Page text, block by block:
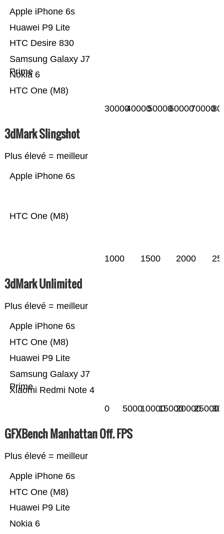
HTC One (M8)
Nokia 6
Samsung Galaxy J7
Prime
HTC Desire 830
Huawei P9 Lite
Apple iPhone 6s
3000040000500006000070000
3dMark Slingshot
Plus élevé = meilleur
HTC One (M8)
Apple iPhone 6s
1000 1500 2000
3dMark Unlimited
Plus élevé = meilleur
Xiaomi Redmi Note 4
Samsung Galaxy J7
Prime
Huawei P9 Lite
HTC One (M8)
Apple iPhone 6s
0 500010000150002000025000
GFXBench Manhattan Off. FPS
Plus élevé = meilleur
Nokia 6
Huawei P9 Lite
HTC One (M8)
Apple iPhone 6s